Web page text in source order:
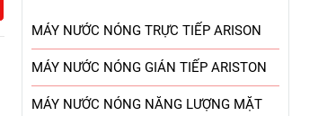
MÁY NƯỚC NÓNG TRỰC TIẾP ARISON
MÁY NƯỚC NÓNG GIÁN TIẾP ARISTON
MÁY NƯỚC NÓNG NĂNG LƯỢNG MẶT